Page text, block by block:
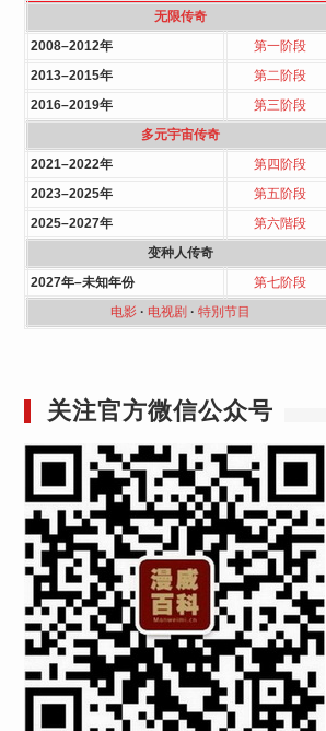
无限传奇
2008–2012年
第一阶段
2013–2015年
第二阶段
2016–2019年
第三阶段
多元宇宙传奇
2021–2022年
第四阶段
2023–2025年
第五阶段
2025–2027年
第六階段
变种人传奇
2027年–未知年份
第七阶段
电影· 电视剧 · 特別节目
关注官方微信公众号